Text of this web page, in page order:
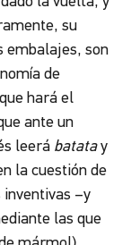
su
embalajes, son
de
hará el
ante un
leerá batatay
la cuestión de
inventivas –y
las que